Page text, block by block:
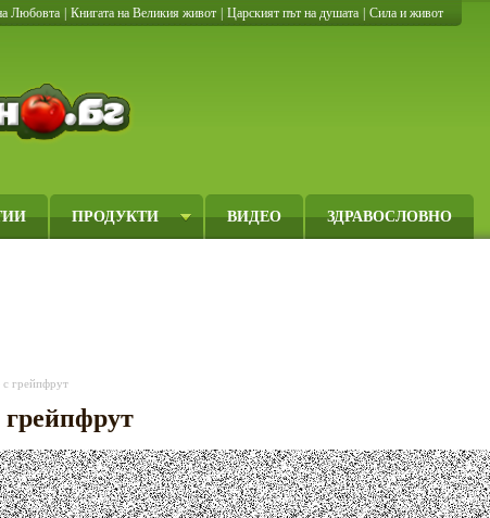
Любовта Книгата на Великия живот Царският път на душата Сила и живот
ПРОДУКТИ ВИДЕО ЗДРАВОСЛОВНО
грейпфрут
грейпфрут